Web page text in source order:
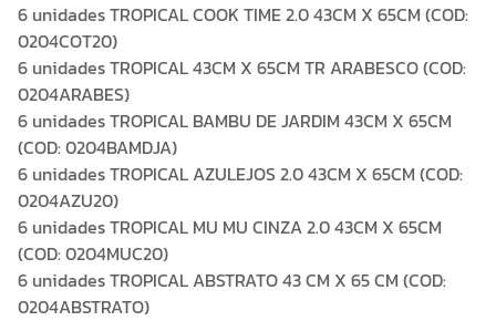
6 unidades TROPICAL COOK TIME 2.0 43CM X 65CM (COD:
0204COT20)
6 unidades TROPICAL 43CM X 65CM TR ARABESCO (COD:
0204ARABES)
6 unidades TROPICAL BAMBU DE JARDIM 43CM X 65CM
(COD: 0204BAMDJA)
6 unidades TROPICAL AZULEJOS 2.0 43CM X 65CM (COD:
0204AZU20)
6 unidades TROPICAL MU MU CINZA 2.0 43CM X 65CM
(COD: 0204MUC20)
6 unidades TROPICAL ABSTRATO 43 CM X 65 CM (COD:
0204ABSTRATO)